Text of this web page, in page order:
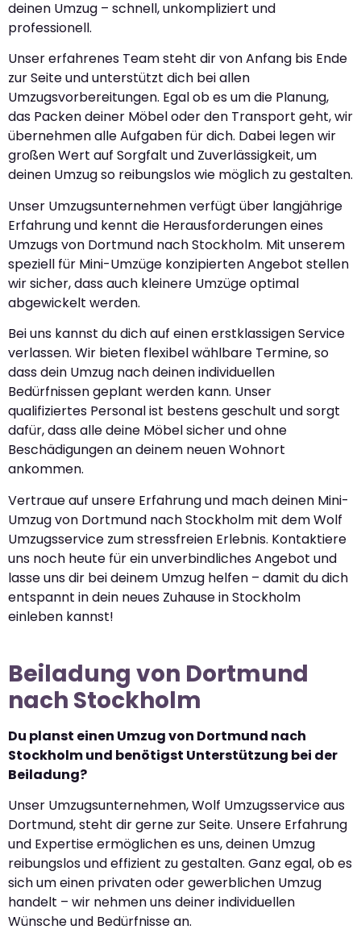
deinen Umzug – schnell, unkompliziert und
professionell.
Unser erfahrenes Team steht dir von Anfang bis Ende
zur Seite und unterstützt dich bei allen
Umzugsvorbereitungen. Egal ob es um die Planung,
das Packen deiner Möbel oder den Transport geht, wir
übernehmen alle Aufgaben für dich. Dabei legen wir
großen Wert auf Sorgfalt und Zuverlässigkeit, um
deinen Umzug so reibungslos wie möglich zu gestalten.
Unser Umzugsunternehmen verfügt über langjährige
Erfahrung und kennt die Herausforderungen eines
Umzugs von Dortmund nach Stockholm. Mit unserem
speziell für Mini-Umzüge konzipierten Angebot stellen
wir sicher, dass auch kleinere Umzüge optimal
abgewickelt werden.
Bei uns kannst du dich auf einen erstklassigen Service
verlassen. Wir bieten flexibel wählbare Termine, so
dass dein Umzug nach deinen individuellen
Bedürfnissen geplant werden kann. Unser
qualifiziertes Personal ist bestens geschult und sorgt
dafür, dass alle deine Möbel sicher und ohne
Beschädigungen an deinem neuen Wohnort
ankommen.
Vertraue auf unsere Erfahrung und mach deinen Mini-
Umzug von Dortmund nach Stockholm mit dem Wolf
Umzugsservice zum stressfreien Erlebnis. Kontaktiere
uns noch heute für ein unverbindliches Angebot und
lasse uns dir bei deinem Umzug helfen – damit du dich
entspannt in dein neues Zuhause in Stockholm
einleben kannst!
Beiladung von Dortmund
nach Stockholm
Du planst einen Umzug von Dortmund nach
Stockholm und benötigst Unterstützung bei der
Beiladung?
Unser Umzugsunternehmen, Wolf Umzugsservice aus
Dortmund, steht dir gerne zur Seite. Unsere Erfahrung
und Expertise ermöglichen es uns, deinen Umzug
reibungslos und effizient zu gestalten. Ganz egal, ob es
sich um einen privaten oder gewerblichen Umzug
handelt – wir nehmen uns deiner individuellen
Wünsche und Bedürfnisse an.